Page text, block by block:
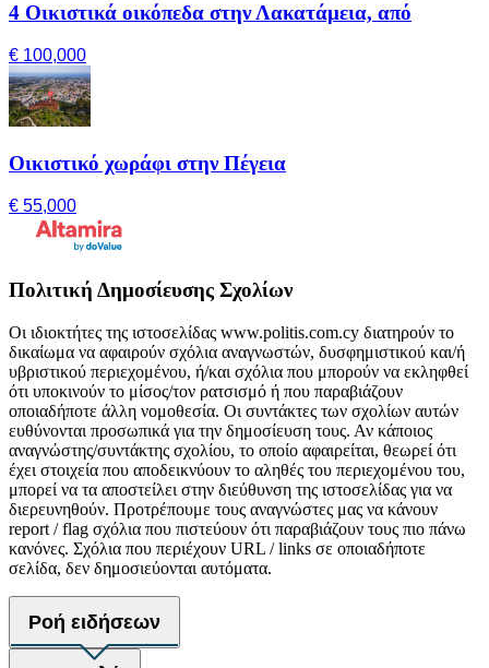
4 Οικιστικά οικόπεδα στην Λακατάμεια, από
€ 100,000
Οικιστικό χωράφι στην Πέγεια
€ 55,000
Πολιτική Δημοσίευσης Σχολίων
Οι ιδιοκτήτες της ιστοσελίδας www.politis.com.cy διατηρούν το
δικαίωμα να αφαιρούν σχόλια αναγνωστών, δυσφημιστικού και/ή
υβριστικού περιεχομένου, ή/και σχόλια που μπορούν να εκληφθεί
ότι υποκινούν το μίσος/τον ρατσισμό ή που παραβιάζουν
οποιαδήποτε άλλη νομοθεσία. Οι συντάκτες των σχολίων αυτών
ευθύνονται προσωπικά για την δημοσίευση τους. Αν κάποιος
αναγνώστης/συντάκτης σχολίου, το οποίο αφαιρείται, θεωρεί ότι
έχει στοιχεία που αποδεικνύουν το αληθές του περιεχομένου του,
μπορεί να τα αποστείλει στην διεύθυνση της ιστοσελίδας για να
διερευνηθούν. Προτρέπουμε τους αναγνώστες μας να κάνουν
report / flag σχόλια που πιστεύουν ότι παραβιάζουν τους πιο πάνω
κανόνες. Σχόλια που περιέχουν URL / links σε οποιαδήποτε
σελίδα, δεν δημοσιεύονται αυτόματα.
Ροή ειδήσεων